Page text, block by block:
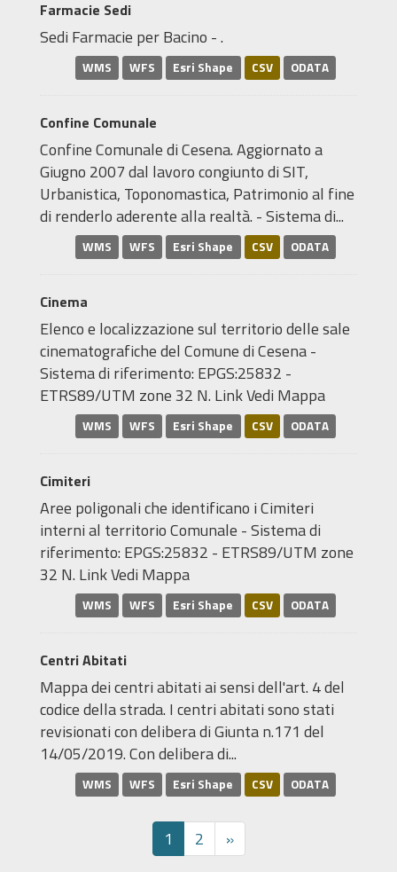
Farmacie Sedi
Sedi Farmacie per Bacino - .
WMS WFS Esri Shape CSV ODATA
Confine Comunale
Confine Comunale di Cesena. Aggiornato a
Giugno 2007 dal lavoro congiunto di SIT,
Urbanistica, Toponomastica, Patrimonio al fine
di renderlo aderente alla realtà. - Sistema di...
WMS WFS Esri Shape CSV ODATA
Cinema
Elenco e localizzazione sul territorio delle sale
cinematografiche del Comune di Cesena -
Sistema di riferimento: EPGS:25832 -
ETRS89/UTM zone 32 N. Link Vedi Mappa
WMS WFS Esri Shape CSV ODATA
Cimiteri
Aree poligonali che identificano i Cimiteri
interni al territorio Comunale - Sistema di
riferimento: EPGS:25832 - ETRS89/UTM zone
32 N. Link Vedi Mappa
WMS WFS Esri Shape CSV ODATA
Centri Abitati
Mappa dei centri abitati ai sensi dell'art. 4 del
codice della strada. I centri abitati sono stati
revisionati con delibera di Giunta n.171 del
14/05/2019. Con delibera di...
WMS WFS Esri Shape CSV ODATA
1 2 »